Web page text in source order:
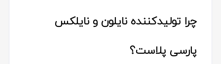
چرا تولیدکننده نایلون و نایلکس
پارسی پلاست؟